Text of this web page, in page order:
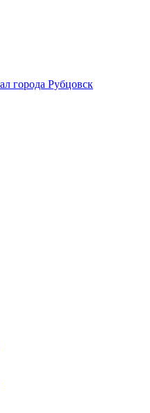
города Рубцовск